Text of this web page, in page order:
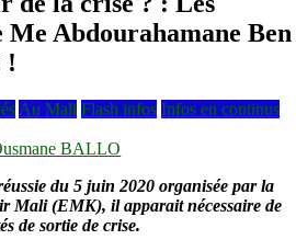
Me Abdourahamane Ben
!
Au Mali Flash infos Infos en continus
BALLO
du 5 juin 2020 organisée par la
Mali (EMK), il apparait nécessaire de
de sortie de crise.